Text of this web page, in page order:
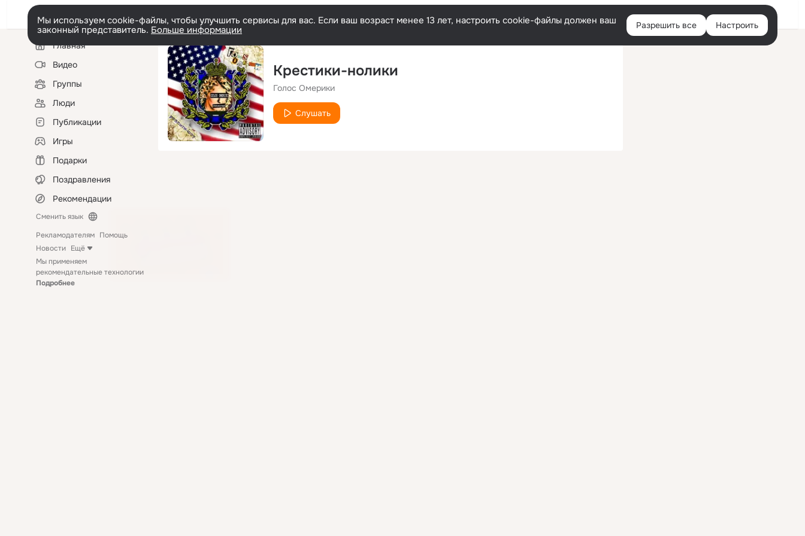
Войти
Мы используем cookie-файлы, чтобы улучшить сервисы для вас. Если ваш возраст менее 13 лет, настроить cookie-файлы должен ваш
законный представитель. Больше информации Разрешить все Настроить
Левая
колонкаГлавная
Видео
Группы
Люди
Публикации
Игры
Подарки
Поздравления
Рекомендации
Сменить язык
Рекламодателям Помощь
Новости Ещё
Мы применяем
рекомендательные технологии
Подробнее
Крестики-нолики
Голос Омерики
Слушать